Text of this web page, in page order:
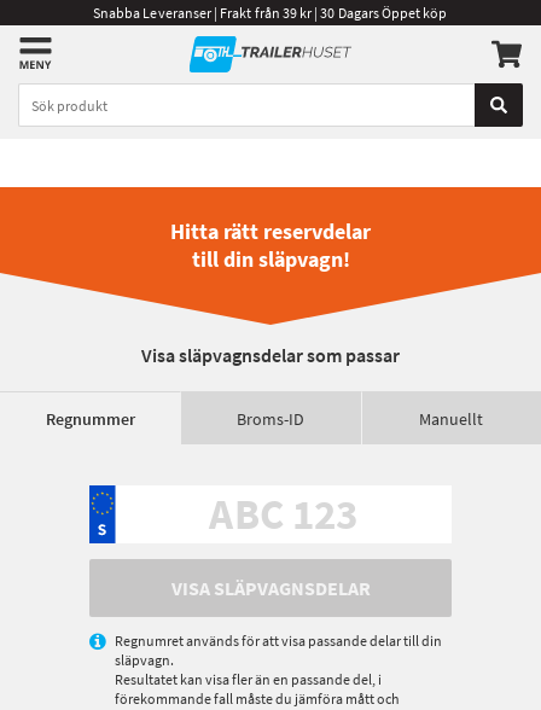
Snabba Leveranser | Frakt från 39 kr | 30 Dagars Öppet köp
Hitta rätt reservdelar
till din släpvagn!
Visa släpvagnsdelar som passar
Regnummer Broms-ID Manuellt
VISA SLÄPVAGNSDELAR
Regnumret används för att visa passande delar till din
släpvagn.
Resultatet kan visa fler än en passande del, i
förekommande fall måste du jämföra mått och